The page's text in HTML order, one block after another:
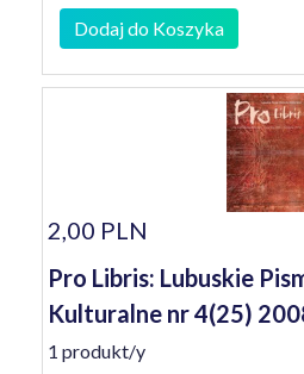
Dodaj do Koszyka
2,00 PLN
Pro Libris: Lubuskie
Kulturalne nr 4(25)
1 produkt/y